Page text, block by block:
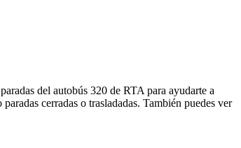
del autobús 320 de RTA para ayudarte a
cerradas o trasladadas. También puedes ver